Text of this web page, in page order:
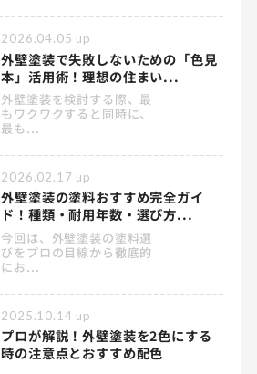
2026.04.05 up
外壁塗装で失敗しないための「色見
本」活用術！理想の住まい...
外壁塗装を検討する際、最
もワクワクすると同時に、
最も...
2026.02.17 up
外壁塗装の塗料おすすめ完全ガイ
ド！種類・耐用年数・選び方...
今回は、外壁塗装の塗料選
びをプロの目線から徹底的
にお...
2025.10.14 up
プロが解説！外壁塗装を2色にする
時の注意点とおすすめ配色